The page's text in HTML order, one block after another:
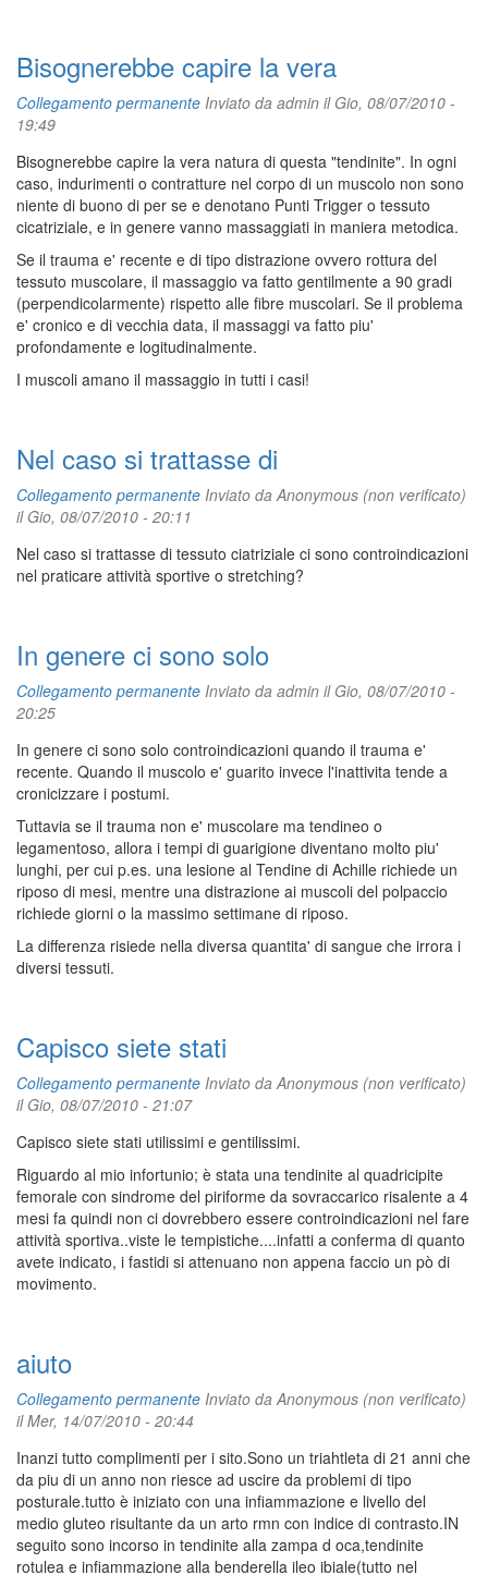
Bisognerebbe capire la vera
Collegamento permanente Inviato da admin il Gio, 08/07/2010 -
19:49
Bisognerebbe capire la vera natura di questa "tendinite". In ogni
caso, indurimenti o contratture nel corpo di un muscolo non sono
niente di buono di per se e denotano Punti Trigger o tessuto
cicatriziale, e in genere vanno massaggiati in maniera metodica.
Se il trauma e' recente e di tipo distrazione ovvero rottura del
tessuto muscolare, il massaggio va fatto gentilmente a 90 gradi
(perpendicolarmente) rispetto alle fibre muscolari. Se il problema
e' cronico e di vecchia data, il massaggi va fatto piu'
profondamente e logitudinalmente.
I muscoli amano il massaggio in tutti i casi!
Nel caso si trattasse di
Collegamento permanente Inviato daAnonymous (non verificato)
il Gio, 08/07/2010 - 20:11
Nel caso si trattasse di tessuto ciatriziale ci sono controindicazioni
nel praticare attività sportive o stretching?
In genere ci sono solo
Collegamento permanente Inviato da admin il Gio, 08/07/2010 -
20:25
In genere ci sono solo controindicazioni quando il trauma e'
recente. Quando il muscolo e' guarito invece l'inattivita tende a
cronicizzare i postumi.
Tuttavia se il trauma non e' muscolare ma tendineo o
legamentoso, allora i tempi di guarigione diventano molto piu'
lunghi, per cui p.es. una lesione al Tendine di Achille richiede un
riposo di mesi, mentre una distrazione ai muscoli del polpaccio
richiede giorni o la massimo settimane di riposo.
La differenza risiede nella diversa quantita' di sangue che irrora i
diversi tessuti.
Capisco siete stati
Collegamento permanente Inviato daAnonymous (non verificato)
il Gio, 08/07/2010 - 21:07
Capisco siete stati utilissimi e gentilissimi.
Riguardo al mio infortunio; è stata una tendinite al quadricipite
femorale con sindrome del piriforme da sovraccarico risalente a 4
mesi fa quindi non ci dovrebbero essere controindicazioni nel fare
attività sportiva..viste le tempistiche....infatti a conferma di quanto
avete indicato, i fastidi si attenuano non appena faccio un pò di
movimento.
aiuto
Collegamento permanente Inviato daAnonymous (non verificato)
il Mer, 14/07/2010 - 20:44
Inanzi tutto complimenti per i sito.Sono un triahtleta di 21 anni che
da piu di un anno non riesce ad uscire da problemi di tipo
posturale.tutto è iniziato con una infiammazione e livello del
medio gluteo risultante da un arto rmn con indice di contrasto.IN
seguito sono incorso in tendinite alla zampa d oca,tendinite
rotulea e infiammazione alla benderella ileo ibiale(tutto nel